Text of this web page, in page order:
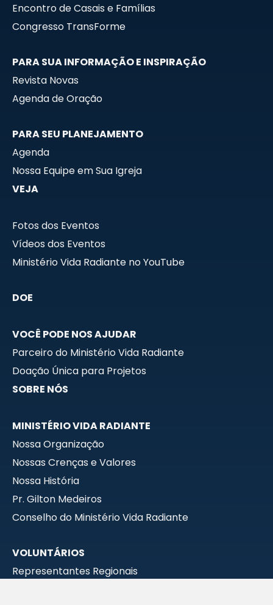
Encontro de Casais e Famílias
Congresso TransForme
PARA SUA INFORMAÇÃO E INSPIRAÇÃO
Revista Novas
Agenda de Oração
PARA SEU PLANEJAMENTO
Agenda
Nossa Equipe em Sua Igreja
VEJA
Fotos dos Eventos
Vídeos dos Eventos
Ministério Vida Radiante no YouTube
DOE
VOCÊ PODE NOS AJUDAR
Parceiro do Ministério Vida Radiante
Doação Única para Projetos
SOBRE NÓS
MINISTÉRIO VIDA RADIANTE
Nossa Organização
Nossas Crenças e Valores
Nossa História
Pr. Gilton Medeiros
Conselho do Ministério Vida Radiante
VOLUNTÁRIOS
Representantes Regionais